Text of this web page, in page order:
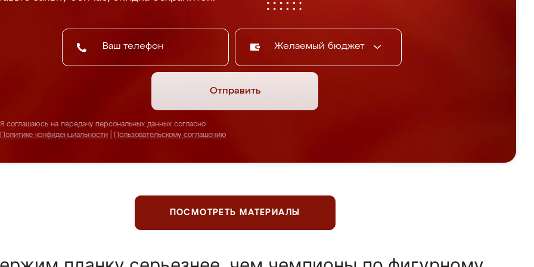
Желаемый бюджет
Отправить
Я соглашаюсь на передачу персональных данных согласно
Политике конфиденциальности
Пользовательскому соглашению
ПОСМОТРЕТЬ МАТЕРИАЛЫ